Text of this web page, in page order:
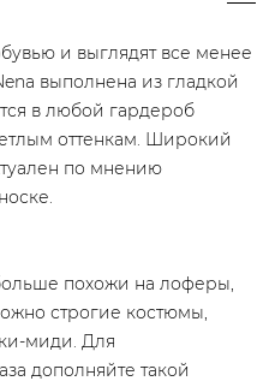
и выглядят все менее
выполнена из гладкой
в любой гардероб
оттенкам. Широкий
по мнению
похожи на лоферы,
строгие костюмы,
миди. Для
дополняйте такой